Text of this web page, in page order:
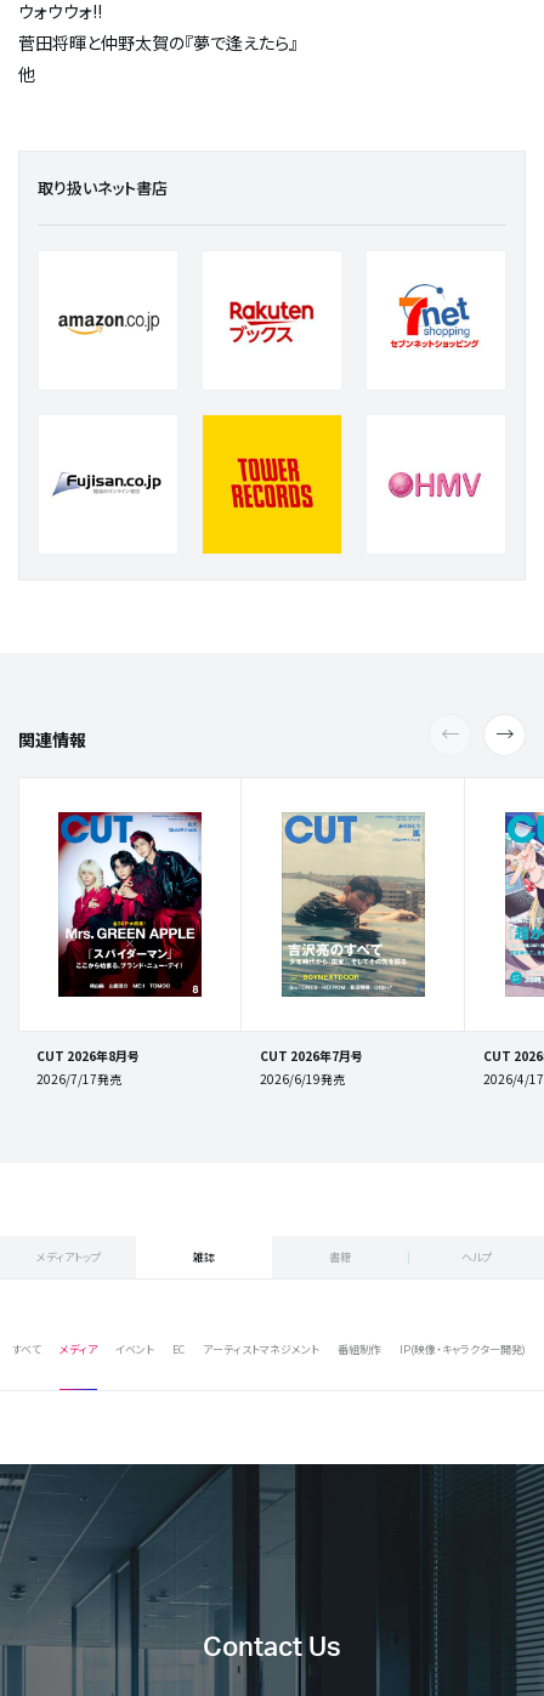
ウォウウォ!!
菅田将暉と仲野太賀の『夢で逢えたら』
他
取り扱いネット書店
関連情報
CUT 2026年8月号
2026/7/17発売
CUT 2026年7月号
2026/6/19発売
CUT
2026/4/
メディアトップ 雑誌 書籍 ヘルプ
すべて メディア イベント EC アーティストマネジメント 番組制作 IP(映像・キャラクター開発)
Contact Us